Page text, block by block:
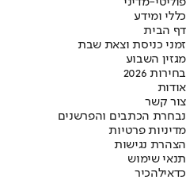
כללי ומידע
דף הבית
זמני כניסת וצאת שבת
מגזין השבוע
בחירות 2026
אודות
צור קשר
נבחרת הכתבים והפרשנים
מדיניות פרטיות
הצהרת נגישות
תנאי שימוש
כדאילהכיר